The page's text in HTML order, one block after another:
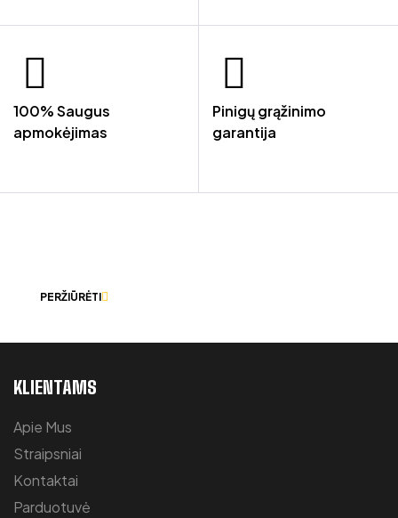
100% Saugus
apmokėjimas
Pinigų grąžinimo
garantija
PERŽIŪRĖTI
KLIENTAMS
Apie Mus
Straipsniai
Kontaktai
Parduotuvė